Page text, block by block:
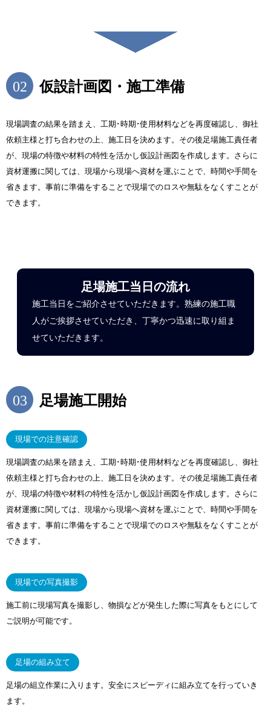
02 仮設計画図・施工準備
現場調査の結果を踏まえ、工期･時期･使用材料などを再度確認し、御社
依頼主様と打ち合わせの上、施工日を決めます。その後足場施工責任者
が、現場の特徴や材料の特性を活かし仮設計画図を作成します。さらに
資材運搬に関しては、現場から現場へ資材を運ぶことで、時間や手間を
省きます。事前に準備をすることで現場でのロスや無駄をなくすことが
できます。
足場施工当日の流れ
施工当日をご紹介させていただきます。熟練の施工職
人がご挨拶させていただき、丁寧かつ迅速に取り組ま
せていただきます。
03 足場施工開始
現場での注意確認
現場調査の結果を踏まえ、工期･時期･使用材料などを再度確認し、御社
依頼主様と打ち合わせの上、施工日を決めます。その後足場施工責任者
が、現場の特徴や材料の特性を活かし仮設計画図を作成します。さらに
資材運搬に関しては、現場から現場へ資材を運ぶことで、時間や手間を
省きます。事前に準備をすることで現場でのロスや無駄をなくすことが
できます。
現場での写真撮影
施工前に現場写真を撮影し、物損などが発生した際に写真をもとにして
ご説明が可能です。
足場の組み立て
足場の組立作業に入ります。安全にスピーディに組み立てを行っていき
ます。